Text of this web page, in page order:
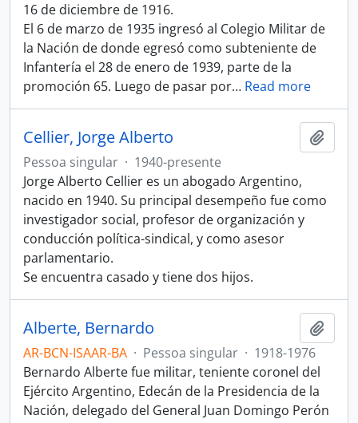
16 de diciembre de 1916.
El 6 de marzo de 1935 ingresó al Colegio Militar de
la Nación de donde egresó como subteniente de
Infantería el 28 de enero de 1939, parte de la
promoción 65. Luego de pasar por… Read more
Cellier, Jorge Alberto
Pessoa singular · 1940-presente
Jorge Alberto Cellier es un abogado Argentino,
nacido en 1940. Su principal desempeño fue como
investigador social, profesor de organización y
conducción política-sindical, y como asesor
parlamentario.
Se encuentra casado y tiene dos hijos.
Alberte, Bernardo
AR-BCN-ISAAR-BA · Pessoa singular · 1918-1976
Bernardo Alberte fue militar, teniente coronel del
Ejército Argentino, Edecán de la Presidencia de la
Nación, delegado del General Juan Domingo Perón